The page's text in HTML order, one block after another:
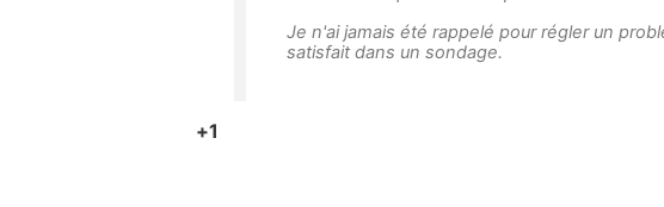
Je n'ai jamais été rappelé pour régler un
satisfait dans un sondage.
+1